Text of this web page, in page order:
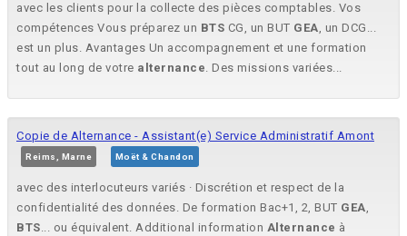
avec les clients pour la collecte des pièces comptables. Vos
compétences Vous préparez un BTS CG, un BUT GEA, un DCG...
est un plus. Avantages Un accompagnement et une formation
tout au long de votre alternance. Des missions variées...
Copie de Alternance - Assistant(e) Service Administratif Amont
Reims, Marne Moët & Chandon
avec des interlocuteurs variés · Discrétion et respect de la
confidentialité des données. De formation Bac+1, 2, BUT GEA,
BTS... ou équivalent. Additional information Alternance à